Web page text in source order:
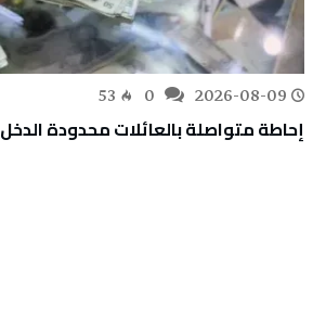
2026-08-09
53
إحاطة متواصلة بالعائلات محدودة الدخل